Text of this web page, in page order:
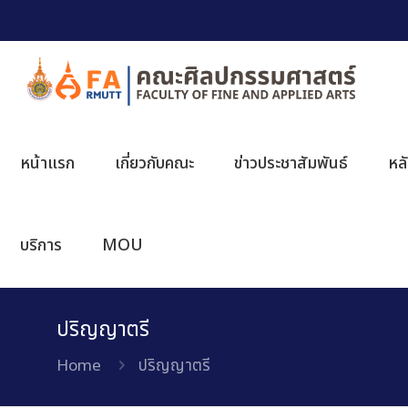
หน้าแรก เกี่ยวกับคณะ ข่าวประชาสัมพันธ์ ห
บริการ MOU
ปริญญาตรี
Home ปริญญาตรี